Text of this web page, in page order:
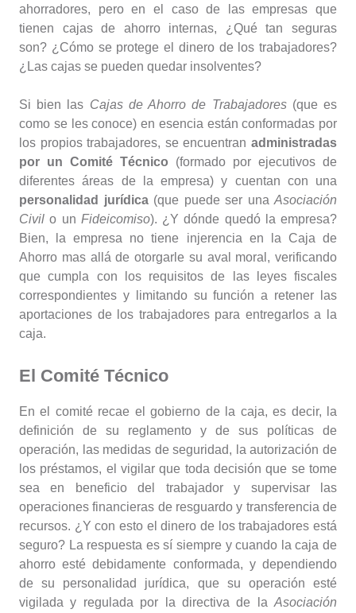
ahorradores, pero en el caso de las empresas que
tienen cajas de ahorro internas, ¿Qué tan seguras
son? ¿Cómo se protege el dinero de los trabajadores?
¿Las cajas se pueden quedar insolventes?
Si bien las Cajas de Ahorro de Trabajadores(que es
como se les conoce) en esencia están conformadas por
los propios trabajadores, se encuentran administradas
por un Comité Técnico (formado por ejecutivos de
diferentes áreas de la empresa) y cuentan con una
personalidad jurídica(que puede ser una Asociación
Civil o un Fideicomiso). ¿Y dónde quedó la empresa?
Bien, la empresa no tiene injerencia en la Caja de
Ahorro mas allá de otorgarle su aval moral, verificando
que cumpla con los requisitos de las leyes fiscales
correspondientes y limitando su función a retener las
aportaciones de los trabajadores para entregarlos a la
caja.
El Comité Técnico
En el comité recae el gobierno de la caja, es decir, la
definición de su reglamento y de sus políticas de
operación, las medidas de seguridad, la autorización de
los préstamos, el vigilar que toda decisión que se tome
sea en beneficio del trabajador y supervisar las
operaciones financieras de resguardo y transferencia de
recursos. ¿Y con esto el dinero de los trabajadores está
seguro? La respuesta es sí siempre y cuando la caja de
ahorro esté debidamente conformada, y dependiendo
de su personalidad jurídica, que su operación esté
vigilada y regulada por la directiva de la Asociación